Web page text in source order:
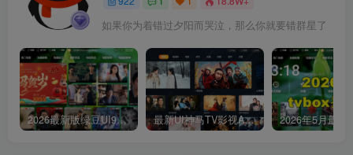
如果你为着错过夕阳而哭泣，那么你就要错群星了
2026最新版绿豆UI9双端影视APP源码 最新UI神马TV影视APP源码 乐檬影视苹果CMS后台 包含前后端源码